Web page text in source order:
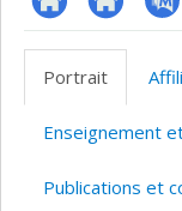
ResearchGate
Site
l’unité
recherche
Portrait
Enseignement
Publications et